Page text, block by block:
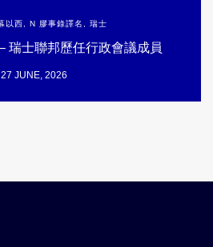
以西 N 膠事錄譯名 瑞士
瑞士聯邦歷任行政會議成員
27 JUNE, 2026